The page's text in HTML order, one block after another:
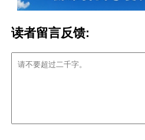
读者留言反馈: